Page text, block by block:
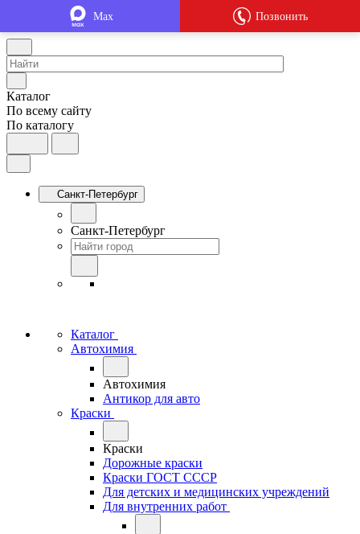
Каталог
По всему сайту
По каталогу
Санкт-Петербург
Санкт-Петербург
Каталог
Автохимия
Автохимия
Антикор для авто
Краски
Краски
Дорожные краски
Краски ГОСТ СССР
Для детских и медицинских учреждений
Для внутренних работ
Max Позвонить